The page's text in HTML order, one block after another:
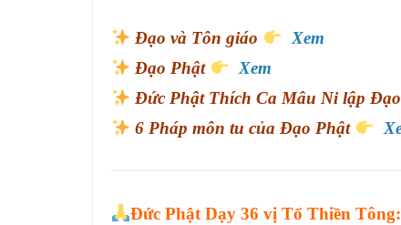
Đạo và Tôn giáo
Xem
Đạo Phật
Xem
Đức Phật Thích Ca Mâu Ni lập Đạo
6 Pháp môn tu của Đạo Phật
Đức Phật Dạy 36 vị Tổ Thiền